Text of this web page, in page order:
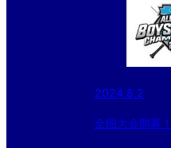
2024.8.2
全国大会開幕！